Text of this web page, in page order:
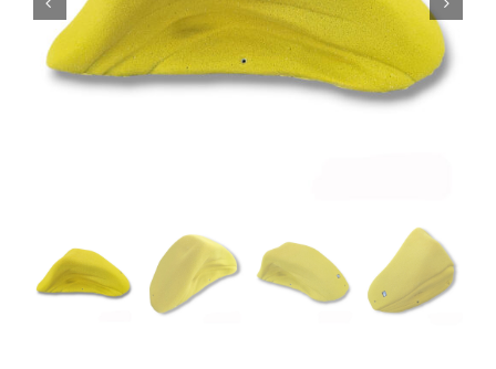
OFERTAS-PACKS
CARRITO